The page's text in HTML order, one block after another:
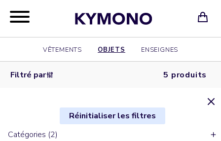
VÊTEMENTS OBJETS ENSEIGNES
Filtré par 5 produits
Réinitialiser les filtres
Catégories (2)